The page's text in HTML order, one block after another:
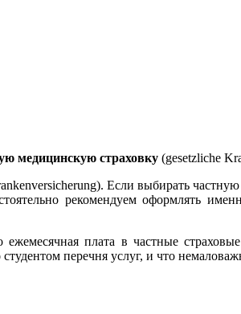
медицинскую страховку (gesetzliche
Если выбирать
рекомендуем оформлять
плата в частные
перечня услуг, и что